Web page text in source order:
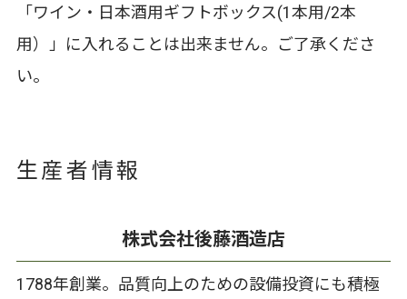
「ワイン・日本酒用ギフトボックス(1本用/2本
用）」に入れることは出来ません。ご了承くださ
い。
生産者情報
株式会社後藤酒造店
1788年創業。品質向上のための設備投資にも積極